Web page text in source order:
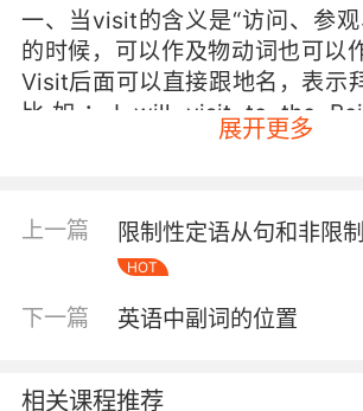
一、当visit的含义是“访问、参
的时候，可以作及物动词也可以
Visit后面可以直接跟地名，表示
比如：I will visit to the
borther next weekend. 下周我
己的好方式。 He often visits his
summer holidays. 他经常在暑
词。我们经常使用短语on a visit
展开更多
上一篇 限制性定语从句和非限
HOT
下一篇 英语中副词的位置
相关课程推荐